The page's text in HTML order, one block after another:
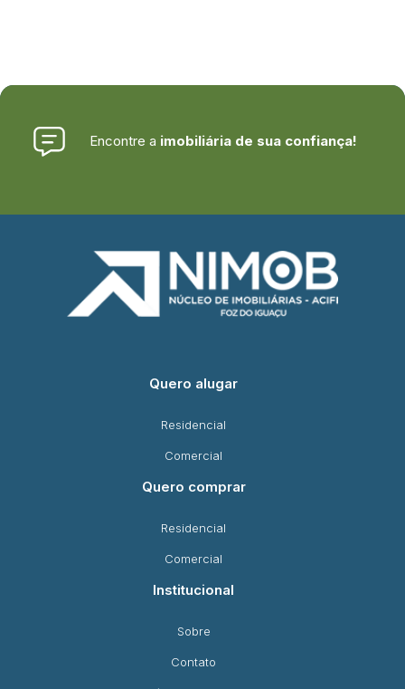
Encontre a imobiliária de sua confiança!
Quero alugar
Residencial
Comercial
Quero comprar
Residencial
Comercial
Institucional
Sobre
Contato